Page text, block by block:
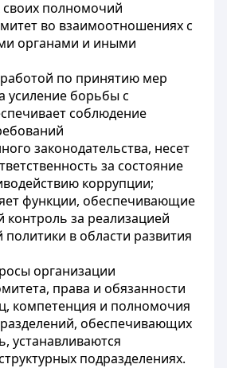
своих полномочий
во взаимоотношениях с
органами и иными
по принятию мер
усиление борьбы с
соблюдение
законодательства, несет
за состояние
коррупции;
функции, обеспечивающие
контроль за реализацией
политики в области развития
организации
права и обязанности
компетенция и полномочия
обеспечивающих
устанавливаются
подразделениях.